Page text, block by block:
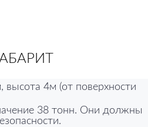
4м (от поверхности
38 тонн. Они должны